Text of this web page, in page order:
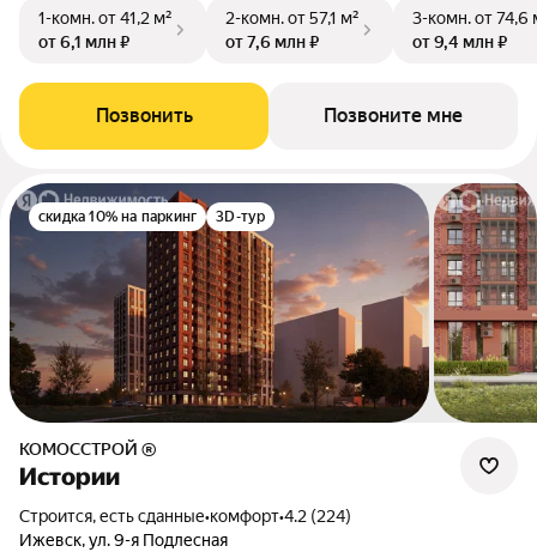
1-комн.от 41,2 м²
от 6,1 млн ₽
2-комн.от 57,1 м²
от 7,6 млн ₽
3-комн.от 74,6
от 9,4 млн ₽
Позвонить Позвоните мне
скидка 10% на паркинг 3D-тур
КОМОССТРОЙ ®
Истории
Строится, есть сданные•комфорт•4.2 (224)
Ижевск, ул. 9-я Подлесная